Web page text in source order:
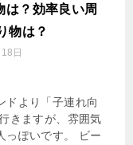
は？効率良い周
物は？
日
ドより「子連れ向
きますが、雰囲気
っぽいです。 ビー